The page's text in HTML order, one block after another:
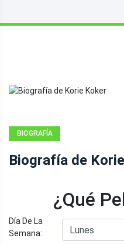
BIOGRAFÍA
Biografía de
¿Qué
Día De La
Semana: